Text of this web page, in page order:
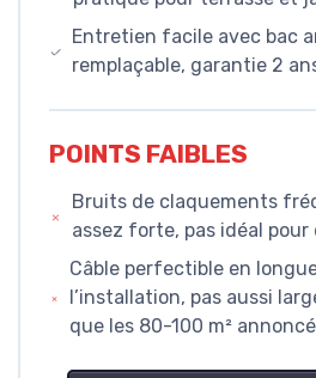
Entretien facile avec bac
remplaçable, garantie 2
POINTS FAIBLES
Bruits de claquements
assez forte, pas idéal
Câble perfectible en
l’installation, pas aussi
que les 80-100 m²